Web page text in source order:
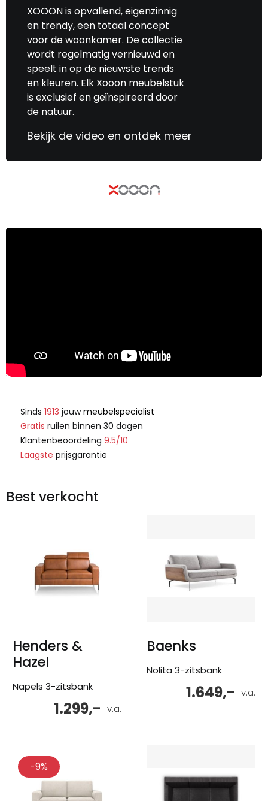
XOOON is opvallend, eigenzinnig
en trendy, een totaal concept
voor de woonkamer. De collectie
wordt regelmatig vernieuwd en
speelt in op de nieuwste trends
en kleuren. Elk Xooon meubelstuk
is exclusief en geïnspireerd door
de natuur.
Bekijk de video en ontdek meer
Sinds 1913 jouwmeubelspecialist
Gratis ruilen binnen 30 dagen
Klantenbeoordeling 9.5/10
Laagste prijsgarantie
Best verkocht
Henders &
Hazel
Napels 3-zitsbank
v.a.
1.299,-
Baenks
Nolita 3-zitsbank
v.a.
1.649,-
-9%